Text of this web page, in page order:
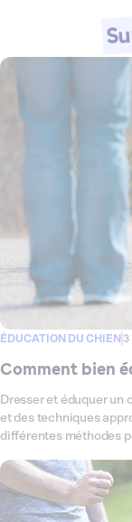
ÉDUCATION DU CHIEN 3
Comment bien
Dresser et éduquer un
et des techniques
différentes méthodes
comportement. Nous
liées au dressage des